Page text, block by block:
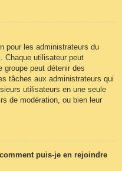
pour les administrateurs du
Chaque utilisateur peut
groupe peut détenir des
tâches aux administrateurs qui
utilisateurs en une seule
de modération, ou bien leur
puis-je en rejoindre